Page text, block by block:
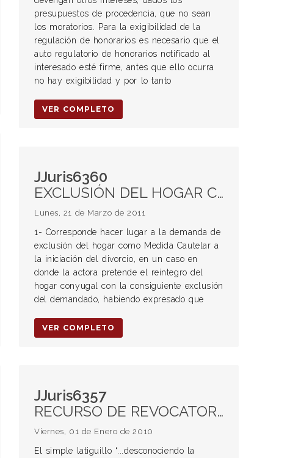
presupuestos de procedencia, que no sean
los moratorios. Para la exigibilidad de la
regulación de honorarios es necesario que el
auto regulatorio de honorarios notificado al
interesado esté firme, antes que ello ocurra
no hay exigibilidad y por lo tanto
VER COMPLETO
JJuris6360
EXCLUSIÓN DEL HOGAR CONYUGAL. MENORES. MEDIDAD CAUTELAR. Interés superior del niño. Derecho a ser oído.
Lunes, 21 de Marzo de 2011
1- Corresponde hacer lugar a la demanda de
exclusión del hogar como Medida Cautelar a
la iniciación del divorcio, en un caso en
donde la actora pretende el reintegro del
hogar conyugal con la consiguiente exclusión
del demandado, habiendo expresado que
VER COMPLETO
JJuris6357
RECURSO DE REVOCATORIA. MEDIDAS CAUTELARES. Inhibición General.
Viernes, 01 de Enero de 2010
El simple latiguillo “...desconociendo la